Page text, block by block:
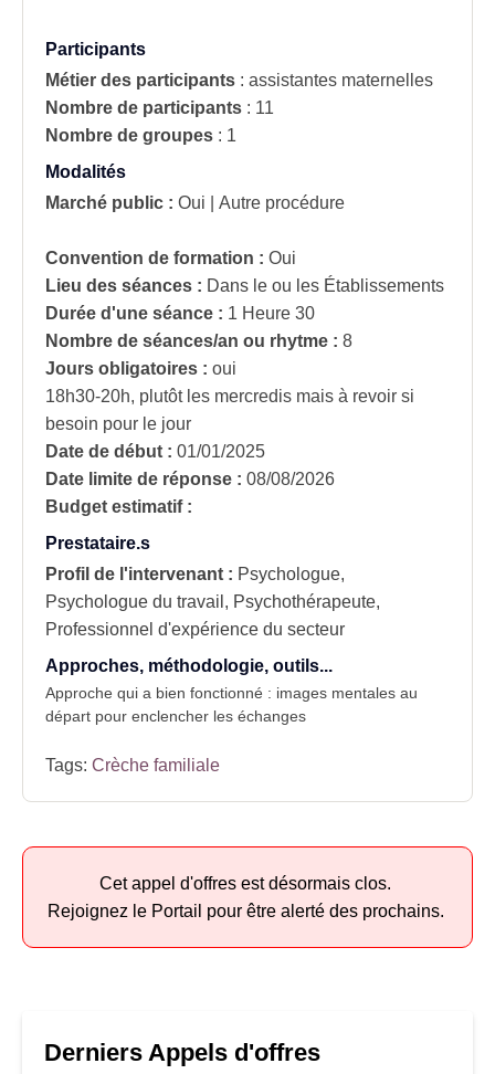
Participants
Métier des participants : assistantes maternelles
Nombre de participants : 11
Nombre de groupes : 1
Modalités
Marché public : Oui Autre procédure
Convention de formation : Oui
Lieu des séances : Dans le ou les Établissements
Durée d'une séance : 1 Heure 30
Nombre de séances/an ou rhytme : 8
Jours obligatoires : oui
18h30-20h, plutôt les mercredis mais à revoir si
besoin pour le jour
Date de début : 01/01/2025
Date limite de réponse : 08/08/2026
Budget estimatif :
Prestataire.s
Profil de l'intervenant : Psychologue,
Psychologue du travail, Psychothérapeute,
Professionnel d'expérience du secteur
Approches, méthodologie, outils...
Approche qui a bien fonctionné : images mentales au
départ pour enclencher les échanges
Tags: Crèche familiale
Cet appel d'offres est désormais clos.
Rejoignez le Portail pour être alerté des prochains.
Derniers Appels d'offres